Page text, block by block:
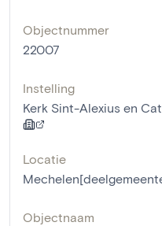
Objectnummer
22007
Instelling
Kerk Sint-Alexius en
Locatie
Objectnaam